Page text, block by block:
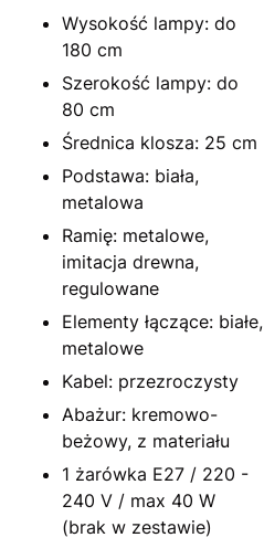
Wysokość lampy: do
180 cm
Szerokość lampy: do
80 cm
Średnica klosza: 25 cm
Podstawa: biała,
metalowa
Ramię: metalowe,
imitacja drewna,
regulowane
Elementy łączące: białe,
metalowe
Kabel: przezroczysty
Abażur: kremowo-
beżowy, z materiału
1 żarówka E27 / 220 -
240 V / max 40 W
(brak w zestawie)